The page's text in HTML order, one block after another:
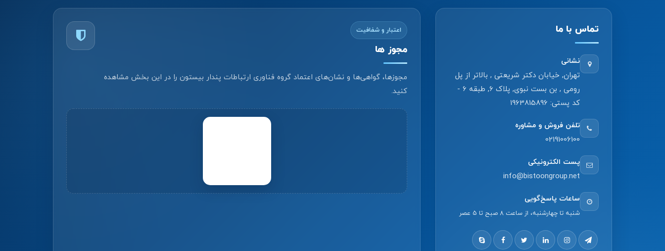
تماس با ما
نشانی
تهران, خیابان دکتر شریعتی , بالاتر از پل
رومی , بن بست نبوی, پلاک 6, طبقه 6 -
کد پستی: 1963815896
تلفن فروش و مشاوره
02191006100
پست الکترونیکی
info@bistoongroup.net
ساعات پاسخ‌گویی
شنبه تا چهارشنبه، از ساعت 8 صبح تا 5 عصر
اعتبار و شفافیت
مجوز ها
مجوزها، گواهی‌ها و نشان‌های اعتماد گروه فناوری ارتباطات پندار بیستون را در این بخش مشاهده
کنید.